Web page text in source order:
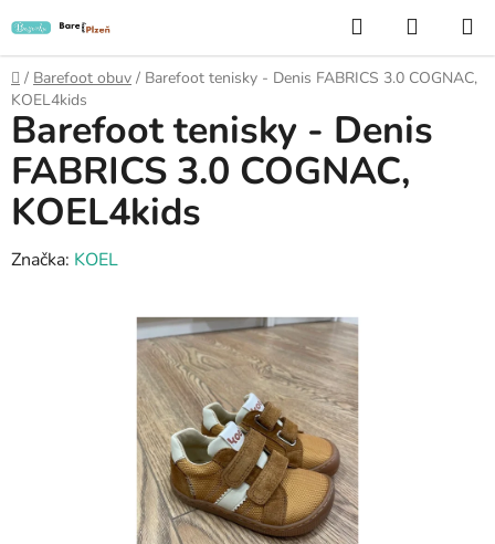
na
obsah
Hledat
KOŠÍK
Domů
/ Barefoot obuv / Barefoot tenisky - Denis FABRICS 3.0 COGNAC,
KOEL4kids
Barefoot tenisky - Denis
FABRICS 3.0 COGNAC,
KOEL4kids
Značka: KOEL